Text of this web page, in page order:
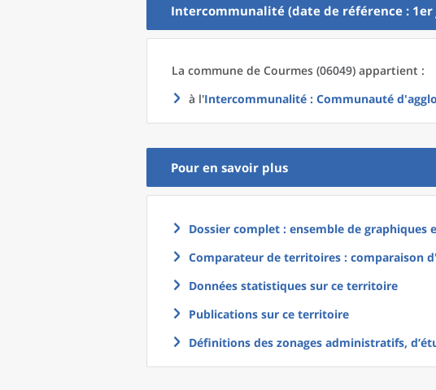
Intercommunalité (date de référence : 1er
La commune de Courmes (06049) appartient :
à l'Intercommunalité : Communauté
Pour en savoir plus
Dossier complet : ensemble de
Comparateur de territoires : comparaison
Données statistiques sur ce territoire
Publications sur ce territoire
Définitions des zonages administratifs,